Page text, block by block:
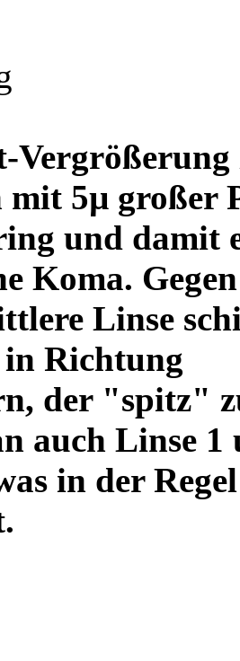
mit 5µ großer
und damit
Koma.
Linse
Richtung
der "spitz"
auch Linse
in der Regel
ist.